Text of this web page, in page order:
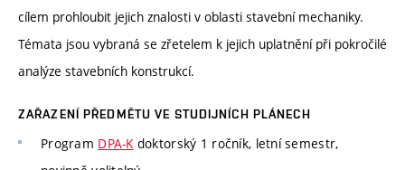
cílem prohloubit jejich znalosti v oblasti stavební mechaniky.
Témata jsou vybraná se zřetelem k jejich uplatnění při pokročilé
analýze stavebních konstrukcí.
ZAŘAZENÍ PŘEDMĚTU VE STUDIJNÍCH PLÁNECH
Program DPA-Kdoktorský 1 ročník, letní semestr,